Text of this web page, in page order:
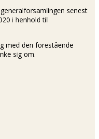
senest
i henhold til
med den forestående
sig om.